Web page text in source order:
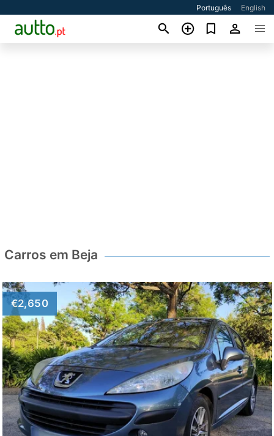
Português English
Carros em Beja
€2,650